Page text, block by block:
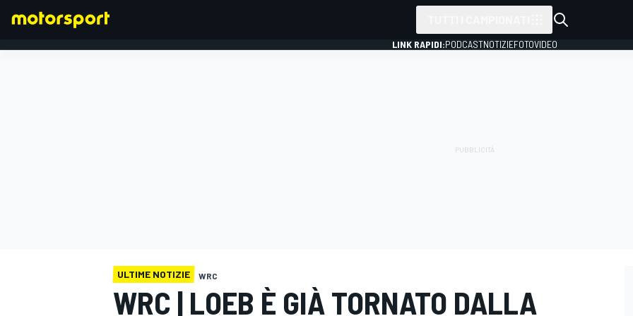
LINK RAPIDI:PODCASTNOTIZIEFOTOVIDEO
ULTIME NOTIZIE WRC
WRC | LOEB È GIÀ TORNATO DALLA